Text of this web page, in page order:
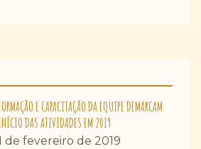
E CAPACITAÇÃO DA EQUIPE DEMARCAM
DAS ATIVIDADES EM 2019
de fevereiro de 2019